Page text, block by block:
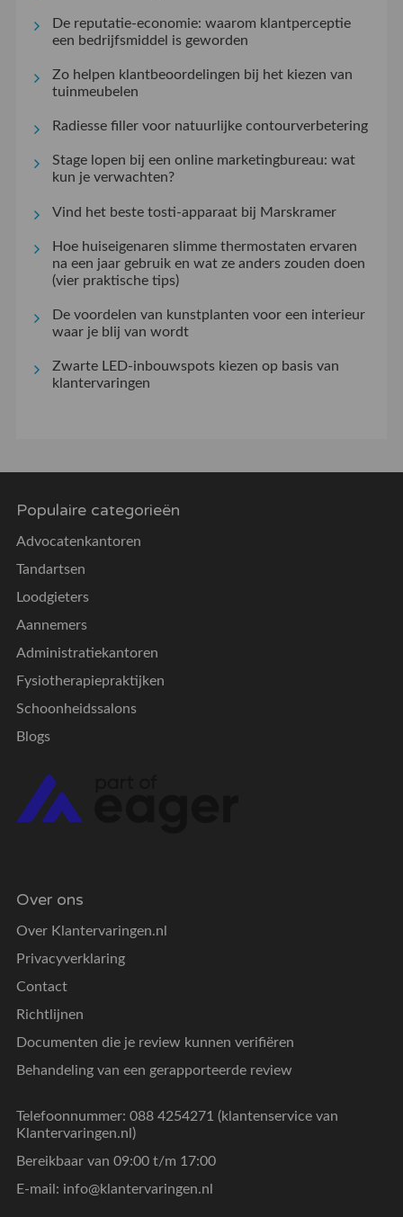
De reputatie-economie: waarom klantperceptie
een bedrijfsmiddel is geworden
Zo helpen klantbeoordelingen bij het kiezen van
tuinmeubelen
Radiesse filler voor natuurlijke contourverbetering
Stage lopen bij een online marketingbureau: wat
kun je verwachten?
Vind het beste tosti-apparaat bij Marskramer
Hoe huiseigenaren slimme thermostaten ervaren
na een jaar gebruik en wat ze anders zouden doen
(vier praktische tips)
De voordelen van kunstplanten voor een interieur
waar je blij van wordt
Zwarte LED-inbouwspots kiezen op basis van
klantervaringen
Populaire categorieën
Advocatenkantoren
Tandartsen
Loodgieters
Aannemers
Administratiekantoren
Fysiotherapiepraktijken
Schoonheidssalons
Blogs
Over ons
Over Klantervaringen.nl
Privacyverklaring
Contact
Richtlijnen
Documenten die je review kunnen verifiëren
Behandeling van een gerapporteerde review
Telefoonnummer: 088 4254271 (klantenservice van
Klantervaringen.nl)
Bereikbaar van 09:00 t/m 17:00
E-mail: info@klantervaringen.nl